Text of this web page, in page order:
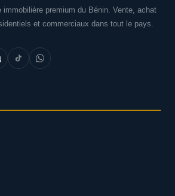
immobilière premium du Bénin. Vente, achat
et commerciaux dans tout le pays.